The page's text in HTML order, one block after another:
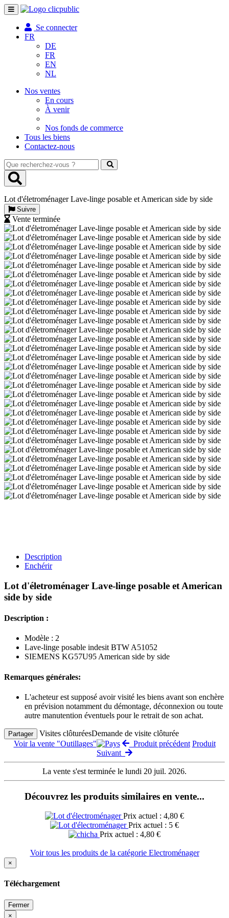
Toggle
navigation
Se connecter
FR
DE
FR
EN
NL
Nos ventes
En cours
À venir
Nos fonds de commerce
Tous les biens
Contactez-nous
Que
recherchez-
vous
Lot d'életroménager Lave-linge posable et American side by side
Suivre
Vente terminée
Description
Enchérir
Lot d'életroménager Lave-linge posable et American
side by side
Description :
Modèle : 2
Lave-linge posable indesit BTW A51052
SIEMENS KG57U95 American side by side
Remarques générales:
L'acheteur est supposé avoir visité les biens avant son enchère
en prévision notamment du démontage, déconnexion ou toute
autre manutention éventuels pour le retrait de son achat.
Partager Visites clôturéesDemande de visite clôturée
Voir la vente "Outillages"
Produit précédent Produit
Suivant
La vente s'est terminée le lundi 20 juil. 2026.
Découvrez les produits similaires en vente...
Prix actuel : 4,80 €
Prix actuel : 5 €
Prix actuel : 4,80 €
Voir tous les produits de la catégorie Electroménager
×
Téléchargement
Fermer
×